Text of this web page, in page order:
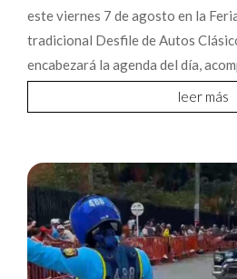
este viernes 7 de agosto en la
tradicional Desfile de Autos
encabezará la agenda del día,
leer más